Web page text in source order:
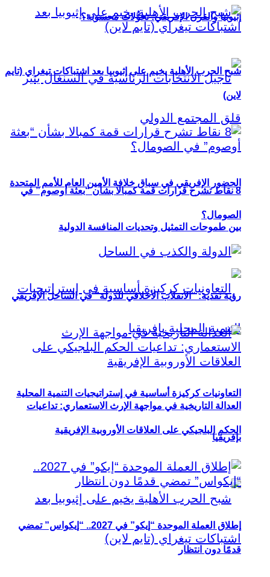
إثيوبيا والقرن الإفريقي: تحوُّلات محسوبة؟
الحضور الإفريقي في سباق خلافة الأمين العام للأمم المتحدة
بين طموحات التمثيل وتحديات المنافسة الدولية
التعاونيات كركيزة أساسية في إستراتيجيات التنمية المحلية
بإفريقيا
شبح الحرب الأهلية يخيم على إثيوبيا بعد اشتباكات تيغراي (تايم
لاين)
8 نقاط تشرح قرارات قمة كمبالا بشأن “بعثة أوصوم” في
الصومال؟
رؤية نقدية: “الانقلاب الأخلاقي للدولة” في الساحل الإفريقي
العدالة التاريخية في مواجهة الإرث الاستعماري: تداعيات
الحكم البلجيكي على العلاقات الأوروبية الإفريقية
إطلاق العملة الموحدة “إيكو” في 2027.. “إيكواس” تمضي
قدمًا دون انتظار